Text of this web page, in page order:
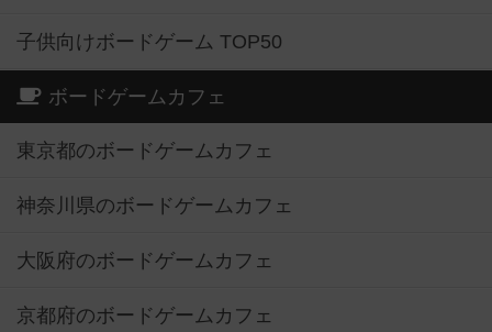
子供向けボードゲーム TOP50
ボードゲームカフェ
東京都のボードゲームカフェ
神奈川県のボードゲームカフェ
大阪府のボードゲームカフェ
京都府のボードゲームカフェ